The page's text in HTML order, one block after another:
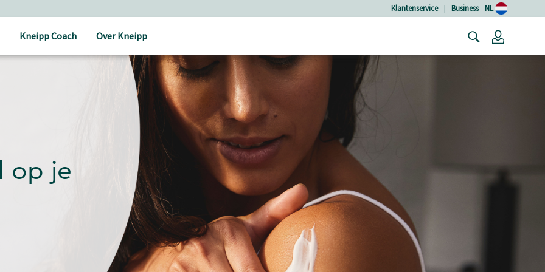
Klantenservice | Business NL
Kneipp Coach Over Kneipp
op je